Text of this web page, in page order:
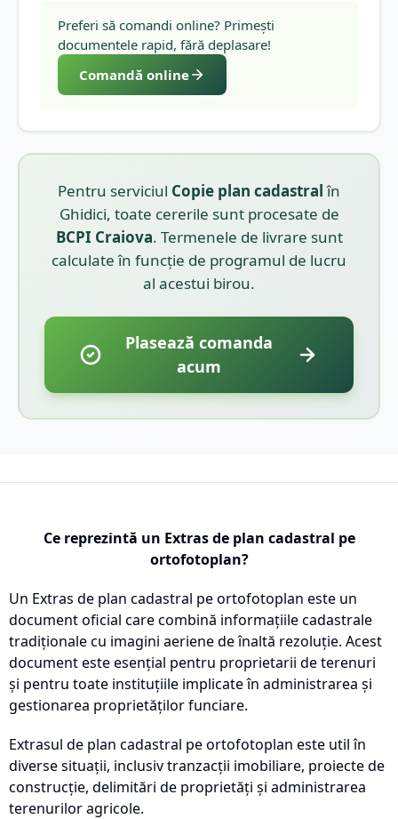
Preferi să comandi online? Primești
documentele rapid, fără deplasare!
Comandă online
Pentru serviciul Copie plan cadastralîn
Ghidici, toate cererile sunt procesate de
BCPI Craiova. Termenele de livrare sunt
calculate în funcție de programul de lucru
al acestui birou.
Plasează comanda
acum
Ce reprezintă un Extras de plan cadastral pe
ortofotoplan?
Un Extras de plan cadastral pe ortofotoplan este un
document oficial care combină informațiile cadastrale
tradiționale cu imagini aeriene de înaltă rezoluție. Acest
document este esențial pentru proprietarii de terenuri
și pentru toate instituțiile implicate în administrarea și
gestionarea proprietăților funciare.
Extrasul de plan cadastral pe ortofotoplan este util în
diverse situații, inclusiv tranzacții imobiliare, proiecte de
construcție, delimitări de proprietăți și administrarea
terenurilor agricole.